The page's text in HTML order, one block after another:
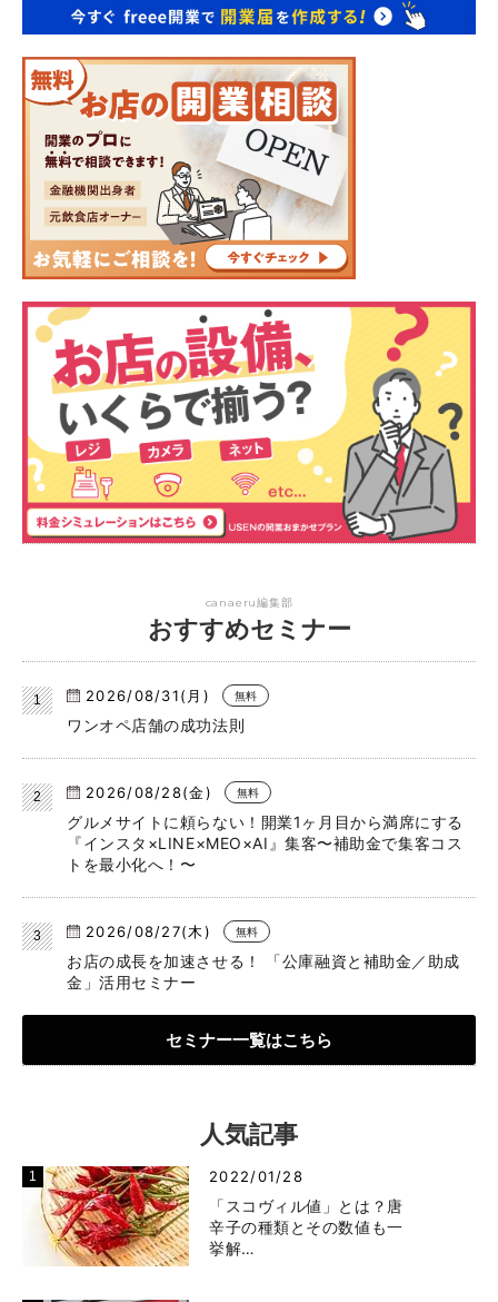
canaeru編集部
おすすめセミナー
2026/08/31(月) 無料
ワンオペ店舗の成功法則
2026/08/28(金) 無料
グルメサイトに頼らない！開業1ヶ月目から満席にする
『インスタ×LINE×MEO×AI』集客〜補助金で集客コス
トを最小化へ！〜
2026/08/27(木) 無料
お店の成長を加速させる！ 「公庫融資と補助金／助成
金」活用セミナー
セミナー一覧はこちら
人気記事
2022/01/28
「スコヴィル値」とは？唐
辛子の種類とその数値も一
挙解…